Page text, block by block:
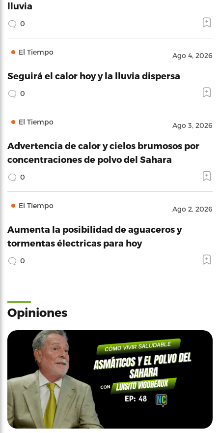
lluvia
0
El Tiempo Ago 4, 2026
Seguirá el calor hoy y la lluvia dispersa
0
El Tiempo Ago 3, 2026
Advertencia de calor y cielos brumosos por
concentraciones de polvo del Sahara
0
El Tiempo Ago 2, 2026
Aumenta la posibilidad de aguaceros y
tormentas électricas para hoy
0
Opiniones